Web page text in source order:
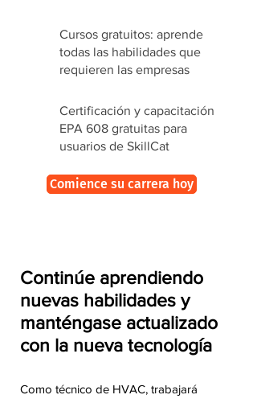
Cursos gratuitos: aprende
todas las habilidades que
requieren las empresas
Certificación y capacitación
EPA 608 gratuitas para
usuarios de SkillCat
Comience su carrera hoy
Continúe aprendiendo
nuevas habilidades y
manténgase actualizado
con la nueva tecnología
Como técnico de HVAC, trabajará